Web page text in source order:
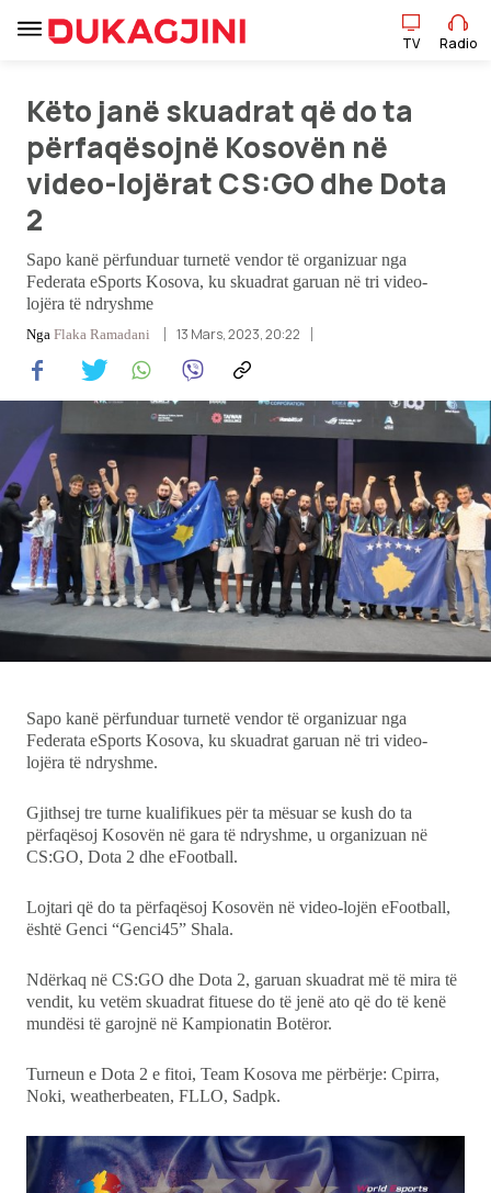
TV Radio
Lajme
Sport
Pikëpamje
Art Jete
Kulturë
Showbiz
Ekonomi
Teknologji
Udhëtime
TV Radio
Këto janë skuadrat që do ta
përfaqësojnë Kosovën në
video-lojërat CS:GO dhe Dota
2
Sapo kanë përfunduar turnetë vendor të organizuar nga
Federata eSports Kosova, ku skuadrat garuan në tri video-
lojëra të ndryshme
Nga Flaka Ramadani 13 Mars, 2023, 20:22
Sapo kanë përfunduar turnetë vendor të organizuar nga
Federata eSports Kosova, ku skuadrat garuan në tri video-
lojëra të ndryshme.
Gjithsej tre turne kualifikues për ta mësuar se kush do ta
përfaqësoj Kosovën në gara të ndryshme, u organizuan në
CS:GO, Dota 2 dhe eFootball.
Lojtari që do ta përfaqësoj Kosovën në video-lojën eFootball,
është Genci “Genci45” Shala.
Ndërkaq në CS:GO dhe Dota 2, garuan skuadrat më të mira të
vendit, ku vetëm skuadrat fituese do të jenë ato që do të kenë
mundësi të garojnë në Kampionatin Botëror.
Turneun e Dota 2 e fitoi, Team Kosova me përbërje: Cpirra,
Noki, weatherbeaten, FLLO, Sadpk.